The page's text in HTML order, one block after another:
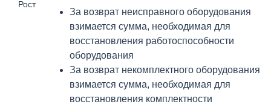
За возврат неисправного оборудования
взимается сумма, необходимая для
восстановления работоспособности
оборудования
За возврат некомплектного оборудования
взимается сумма, необходимая для
восстановления комплектности